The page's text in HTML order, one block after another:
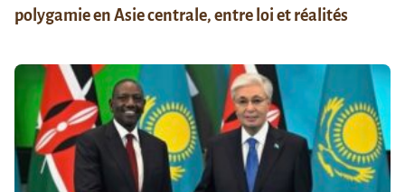
polygamie en Asie centrale, entre loi et réalités